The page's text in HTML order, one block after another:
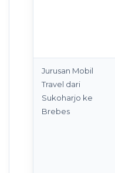
Jurusan Mobil
Travel dari
Sukoharjo ke
Brebes